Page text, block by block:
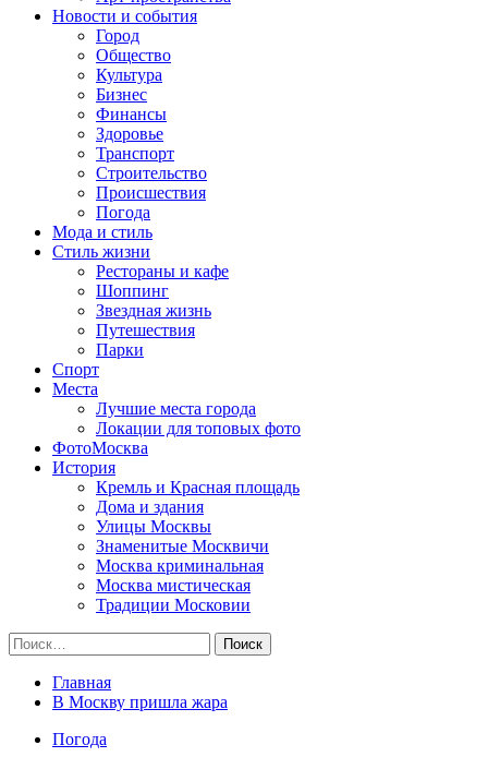
Новости и события
Город
Общество
Культура
Бизнес
Финансы
Здоровье
Транспорт
Строительство
Происшествия
Погода
Мода и стиль
Стиль жизни
Рестораны и кафе
Шоппинг
Звездная жизнь
Путешествия
Парки
Спорт
Места
Лучшие места города
Локации для топовых фото
ФотоМосква
История
Кремль и Красная площадь
Дома и здания
Улицы Москвы
Знаменитые Москвичи
Москва криминальная
Москва мистическая
Традиции Московии
Найти:
Главная
В Москву пришла жара
Погода